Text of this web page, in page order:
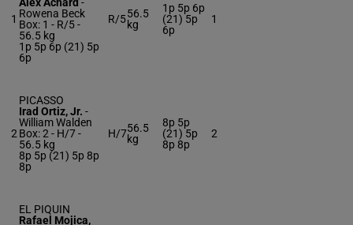
1 Rowena Beck
Box: 1 - R/5 -
56.5 kg
1p 5p 6p (21) 5p
6p
R/556.5
kg
1p 5p 6p
(21) 5p
6p
1
2
PICASSO
Irad Ortiz, Jr. -
William Walden
Box: 2 - H/7 -
56.5 kg
8p 5p (21) 5p 8p
8p
H/756.5
kg
8p 5p
(21) 5p
8p 8p
2
EL PIQUIN
Rafael Mojica,